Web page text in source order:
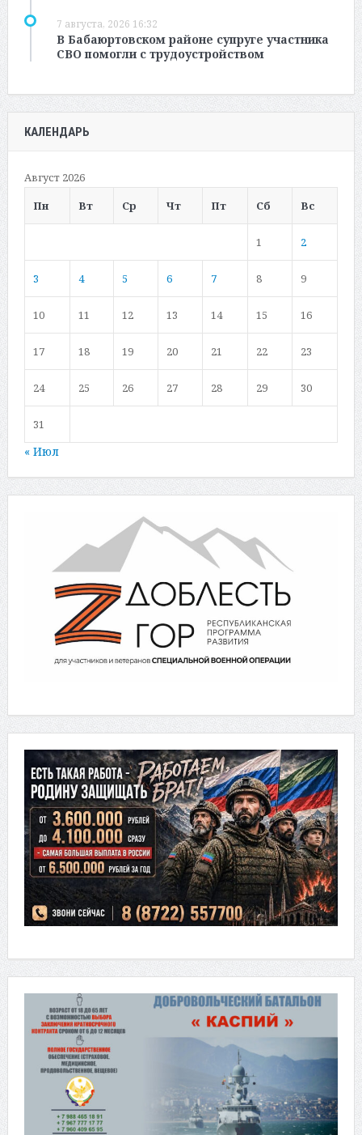
7 августа, 2026 16:32
В Бабаюртовском районе супруге участника
СВО помогли с трудоустройством
КАЛЕНДАРЬ
Август 2026
Пн
Вт Ср Чт Пт Сб Вс
1 2
3 4 5 6 7 8 9
10 11 12 13 14 15 16
17 18 19 20 21 22 23
24 25 26 27 28 29 30
31
« Июл